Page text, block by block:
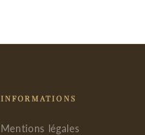
INFORMATIONS
Mentions légales